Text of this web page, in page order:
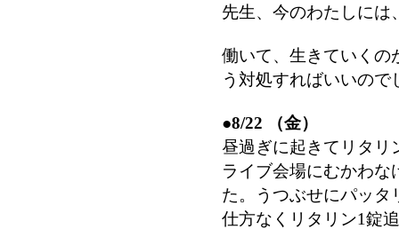
先生、今のわたしには
働いて、生きていくの
う対処すればいいので
●8/22 （金）
昼過ぎに起きてリタリ
ライブ会場にむかわ
た。うつぶせにパッタ
仕方なくリタリン1錠